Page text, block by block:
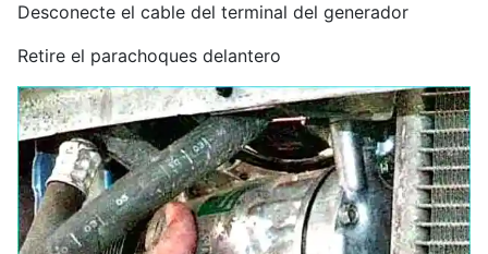
Desconecte el cable del terminal del generador
Retire el parachoques delantero